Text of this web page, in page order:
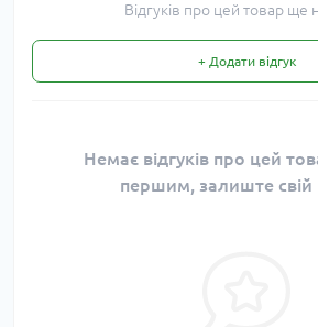
Відгуків про цей товар ще
+ Додати відгук
Немає відгуків про цей
першим, залиште свій